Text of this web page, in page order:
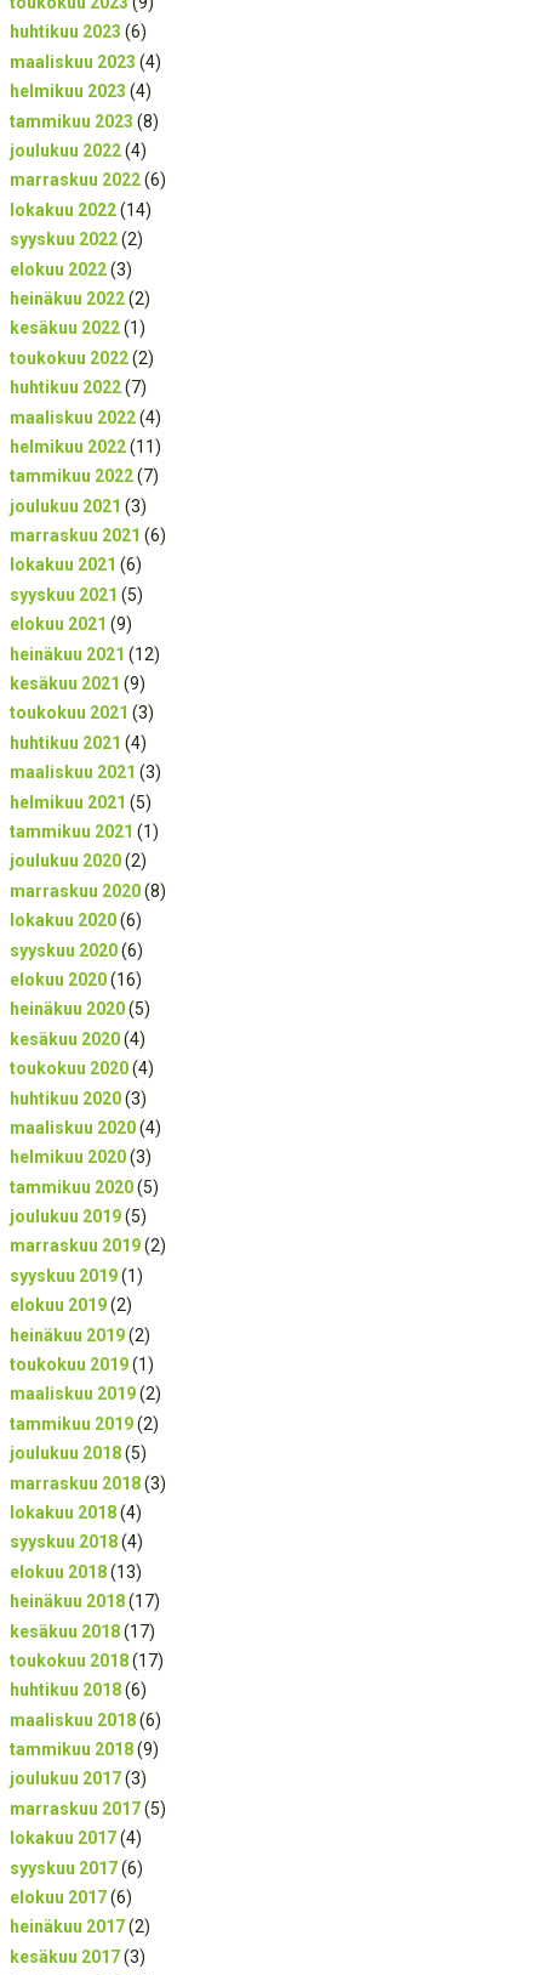
huhtikuu 2023 (6)
maaliskuu 2023 (4)
helmikuu 2023 (4)
tammikuu 2023 (8)
joulukuu 2022(4)
marraskuu 2022(6)
lokakuu 2022(14)
syyskuu 2022(2)
elokuu 2022(3)
heinäkuu 2022(2)
kesäkuu 2022(1)
toukokuu 2022(2)
huhtikuu 2022(7)
maaliskuu 2022(4)
helmikuu 2022(11)
tammikuu 2022(7)
joulukuu 2021 (3)
marraskuu 2021 (6)
lokakuu 2021 (6)
syyskuu 2021 (5)
elokuu 2021 (9)
heinäkuu 2021 (12)
kesäkuu 2021 (9)
toukokuu 2021 (3)
huhtikuu 2021 (4)
maaliskuu 2021 (3)
helmikuu 2021 (5)
tammikuu 2021 (1)
joulukuu 2020(2)
marraskuu 2020(8)
lokakuu 2020(6)
syyskuu 2020(6)
elokuu 2020(16)
heinäkuu 2020(5)
kesäkuu 2020(4)
toukokuu 2020(4)
huhtikuu 2020(3)
maaliskuu 2020(4)
helmikuu 2020(3)
tammikuu 2020(5)
joulukuu 2019(5)
marraskuu 2019(2)
syyskuu 2019(1)
elokuu 2019(2)
heinäkuu 2019(2)
toukokuu 2019(1)
maaliskuu 2019(2)
tammikuu 2019(2)
joulukuu 2018(5)
marraskuu 2018(3)
lokakuu 2018(4)
syyskuu 2018(4)
elokuu 2018(13)
heinäkuu 2018(17)
kesäkuu 2018(17)
toukokuu 2018(17)
huhtikuu 2018(6)
maaliskuu 2018(6)
tammikuu 2018(9)
joulukuu 2017(3)
marraskuu 2017(5)
lokakuu 2017(4)
syyskuu 2017(6)
elokuu 2017(6)
heinäkuu 2017(2)
kesäkuu 2017(3)